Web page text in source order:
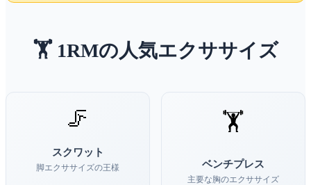
🏋️ 1RMの人気エクササイズ
🦵
スクワット
脚エクササイズの王様
🏋️
ベンチプレス
主要な胸のエクササイズ